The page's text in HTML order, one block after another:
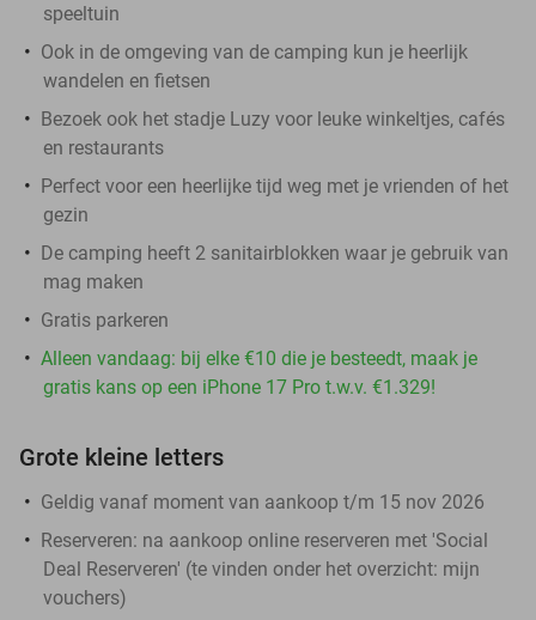
speeltuin
Ook in de omgeving van de camping kun je heerlijk
wandelen en fietsen
Bezoek ook het stadje Luzy voor leuke winkeltjes, cafés
en restaurants
Perfect voor een heerlijke tijd weg met je vrienden of het
gezin
De camping heeft 2 sanitairblokken waar je gebruik van
mag maken
Gratis parkeren
Alleen vandaag: bij elke €10 die je besteedt, maak je
gratis kans op een iPhone 17 Pro t.w.v. €1.329!
Grote kleine letters
Geldig vanaf moment van aankoop t/m 15 nov 2026
Reserveren: na aankoop online reserveren met 'Social
Deal Reserveren' (te vinden onder het overzicht: mijn
vouchers)